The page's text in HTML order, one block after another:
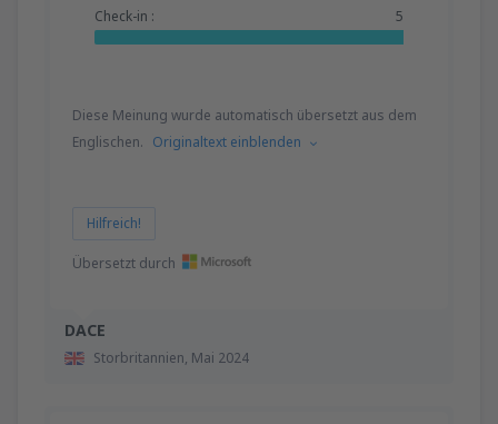
DACE
Storbritannien, Mai 2024
Check-in : 5
Diese Meinung wurde automatisch übersetzt aus dem
Englischen. Originaltext einblenden
Hilfreich!
Übersetzt durch